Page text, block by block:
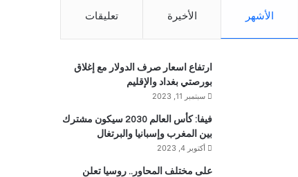
الأشهر الأخيرة تعليقات
ارتفاع اسعار صرف الدولار مع إغلاق
بورصتي بغداد والإقليم
سبتمبر 11, 2023
فيفا: كأس العالم 2030 سيكون مشترك
بين المغرب وإسبانيا والبرتغال
أكتوبر 4, 2023
على مختلف المحاور.. روسيا تعلن